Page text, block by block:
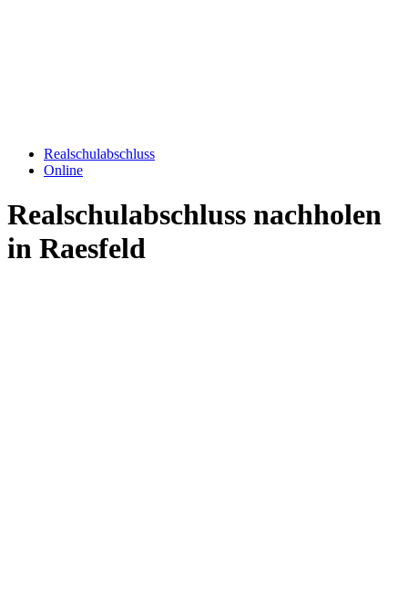
Realschulabschluss
Online
Realschulabschluss nachholen
in Raesfeld